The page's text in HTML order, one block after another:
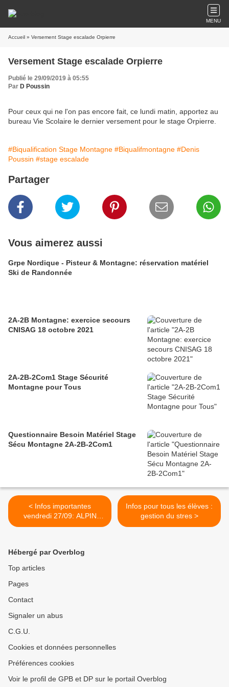
MENU
Accueil » Versement Stage escalade Orpierre
Versement Stage escalade Orpierre
Publié le 29/09/2019 à 05:55
Par D Poussin
Pour ceux qui ne l'on pas encore fait, ce lundi matin, apportez au
bureau Vie Scolaire le dernier versement pour le stage Orpierre.
#Biqualification Stage Montagne #Biqualifmontagne #Denis
Poussin #stage escalade
Partager
Vous aimerez aussi
Grpe Nordique - Pisteur & Montagne: réservation matériel
Ski de Randonnée
2A-2B Montagne: exercice secours
CNISAG 18 octobre 2021
2A-2B-2Com1 Stage Sécurité
Montagne pour Tous
Questionnaire Besoin Matériel Stage
Sécu Montagne 2A-2B-2Com1
< Infos importantes
vendredi 27/09: ALPIN
FOND PISTEUR
Infos pour tous les élèves :
gestion du stres >
Hébergé par Overblog
Top articles
Pages
Contact
Signaler un abus
C.G.U.
Cookies et données personnelles
Préférences cookies
Voir le profil de GPB et DP sur le portail Overblog